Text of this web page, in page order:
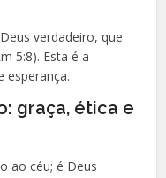
verdadeiro, que
5:8). Esta é a
esperança.
graça, ética e
ao céu; é Deus